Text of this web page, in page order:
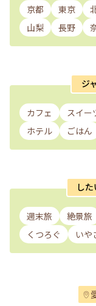
京都 東京
山梨
長野
ジ
カフェ スイー
ホテル
ごはん
し
週末旅 絶景旅
くつろぐ
いや